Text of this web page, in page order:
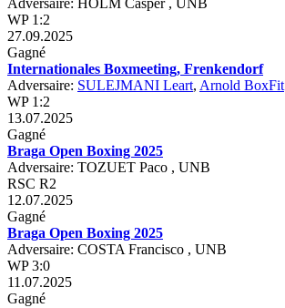
Adversaire: HOLM Casper , UNB
WP 1:2
27.09.2025
Gagné
Internationales Boxmeeting, Frenkendorf
Adversaire: SULEJMANI Leart, Arnold BoxFit
WP 1:2
13.07.2025
Gagné
Braga Open Boxing 2025
Adversaire: TOZUET Paco , UNB
RSC R2
12.07.2025
Gagné
Braga Open Boxing 2025
Adversaire: COSTA Francisco , UNB
WP 3:0
11.07.2025
Gagné